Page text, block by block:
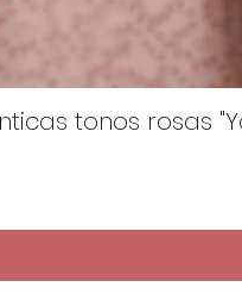
tonos rosas